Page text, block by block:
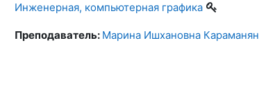
Инженерная, компьютерная графика
Преподаватель: Марина Ишхановна Караманян